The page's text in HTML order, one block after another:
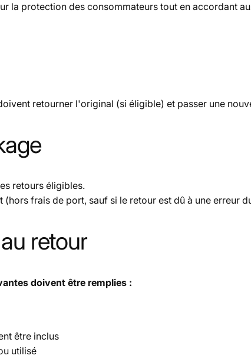
la protection des consommateurs tout en accordant
retourner l'original (si éligible) et passer une
retours éligibles.
frais de port, sauf si le retour est dû à une erreur
retour
doivent être remplies :
être inclus
utilisé